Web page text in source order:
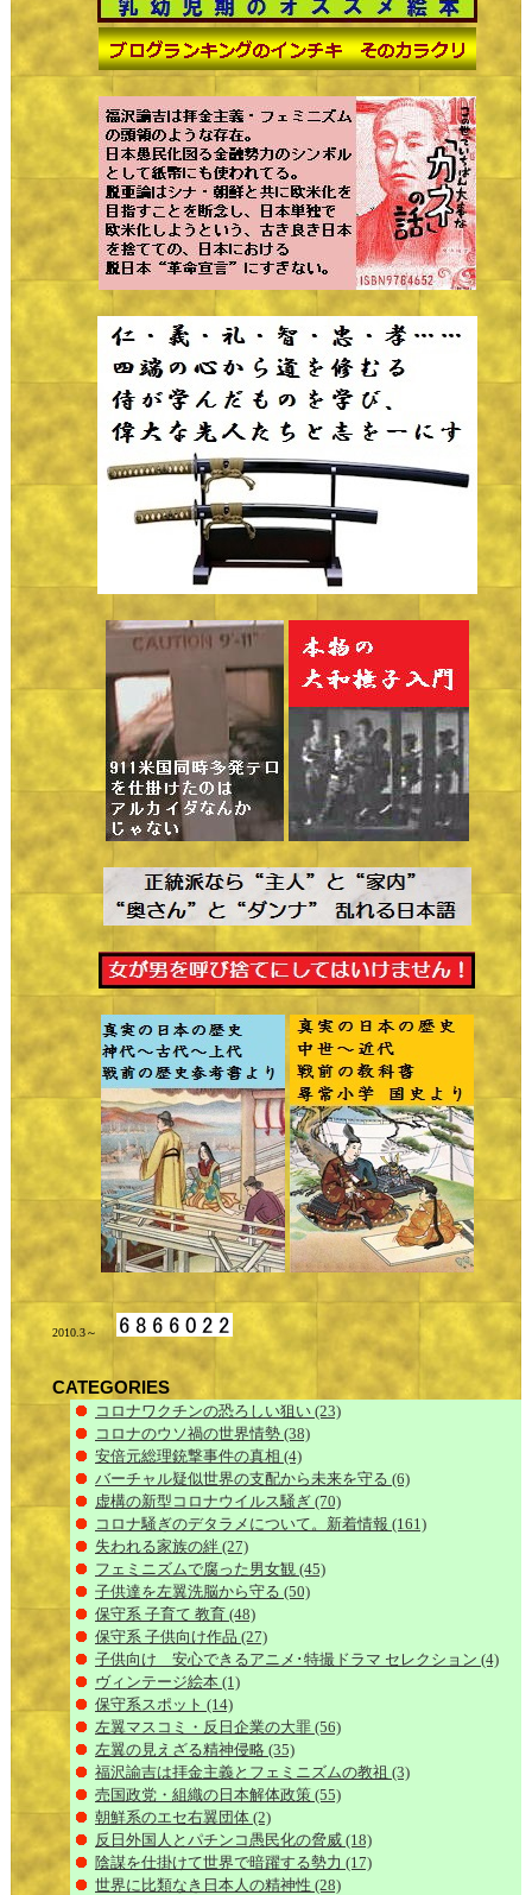
2010.3～
CATEGORIES
コロナワクチンの恐ろしい狙い (23)
コロナのウソ禍の世界情勢 (38)
安倍元総理銃撃事件の真相 (4)
バーチャル疑似世界の支配から未来を守る (6)
虚構の新型コロナウイルス騒ぎ (70)
コロナ騒ぎのデタラメについて。新着情報 (161)
失われる家族の絆 (27)
フェミニズムで腐った男女観 (45)
子供達を左翼洗脳から守る (50)
保守系 子育て 教育 (48)
保守系 子供向け作品 (27)
子供向け 安心できるアニメ･特撮ドラマ セレクション (4)
ヴィンテージ絵本 (1)
保守系スポット (14)
左翼マスコミ・反日企業の大罪 (56)
左翼の見えざる精神侵略 (35)
福沢諭吉は拝金主義とフェミニズムの教祖 (3)
売国政党・組織の日本解体政策 (55)
朝鮮系のエセ右翼団体 (2)
反日外国人とパチンコ愚民化の脅威 (18)
陰謀を仕掛けて世界で暗躍する勢力 (17)
世界に比類なき日本人の精神性 (28)